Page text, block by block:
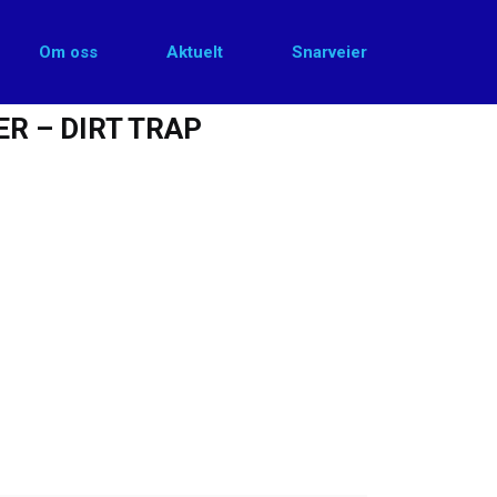
Om oss Aktuelt Snarveier
– DIRT TRAP